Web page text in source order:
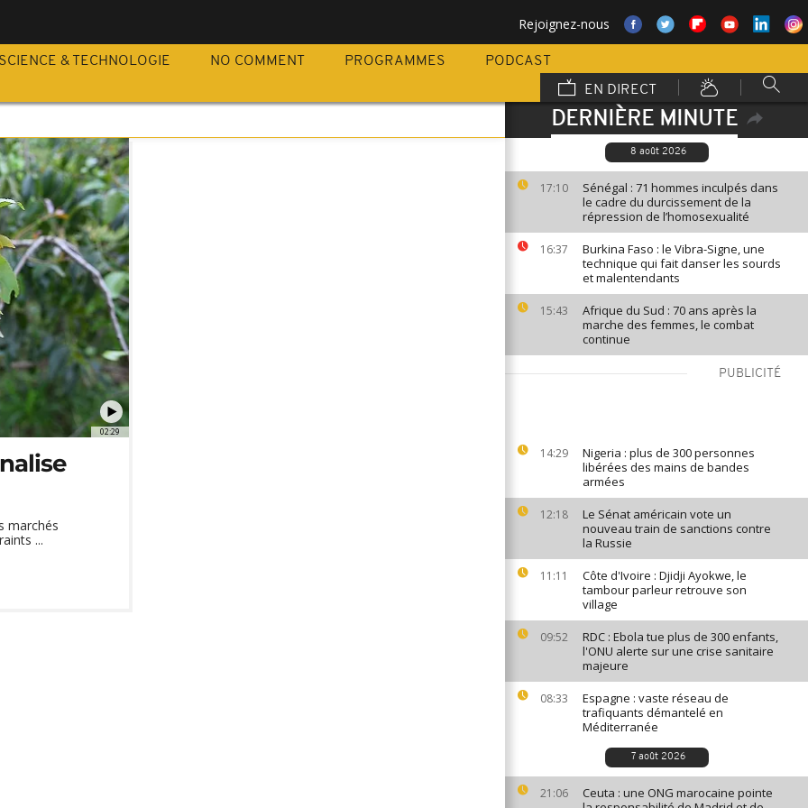
Rejoignez-nous
SCIENCE & TECHNOLOGIE NO COMMENT PROGRAMMES
PODCAST
EN DIRECT
DERNIÈRE MINUTE
8 août 2026
17:10
Sénégal : 71 hommes inculpés dans
le cadre du durcissement de la
répression de l’homosexualité
16:37
Burkina Faso : le Vibra-Signe, une
technique qui fait danser les sourds
et malentendants
15:43
Afrique du Sud : 70 ans après la
marche des femmes, le combat
continue
PUBLICITÉ
14:29
Nigeria : plus de 300 personnes
libérées des mains de bandes
armées
12:18
Le Sénat américain vote un
nouveau train de sanctions contre
la Russie
11:11
Côte d'Ivoire : Djidji Ayokwe, le
tambour parleur retrouve son
village
09:52
RDC : Ebola tue plus de 300 enfants,
l'ONU alerte sur une crise sanitaire
majeure
08:33
Espagne : vaste réseau de
trafiquants démantelé en
Méditerranée
7 août 2026
21:06
Ceuta : une ONG marocaine pointe
02:29
marchés
...